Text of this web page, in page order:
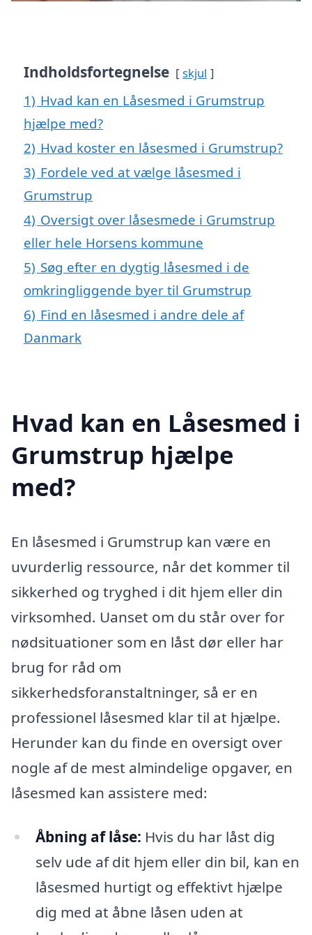
Indholdsfortegnelse skjul
1) Hvad kan en Låsesmed i Grumstrup
hjælpe med?
2) Hvad koster en låsesmed i Grumstrup?
3) Fordele ved at vælge låsesmed i
Grumstrup
4) Oversigt over låsesmede i Grumstrup
eller hele Horsens kommune
5) Søg efter en dygtig låsesmed i de
omkringliggende byer til Grumstrup
6) Find en låsesmed i andre dele af
Danmark
Hvad kan en Låsesmed i
Grumstrup hjælpe
med?
En låsesmed i Grumstrup kan være en
uvurderlig ressource, når det kommer til
sikkerhed og tryghed i dit hjem eller din
virksomhed. Uanset om du står over for
nødsituationer som en låst dør eller har
brug for råd om
sikkerhedsforanstaltninger, så er en
professionel låsesmed klar til at hjælpe.
Herunder kan du finde en oversigt over
nogle af de mest almindelige opgaver, en
låsesmed kan assistere med:
Åbning af låse: Hvis du har låst dig
selv ude af dit hjem eller din bil, kan en
låsesmed hurtigt og effektivt hjælpe
dig med at åbne låsen uden at